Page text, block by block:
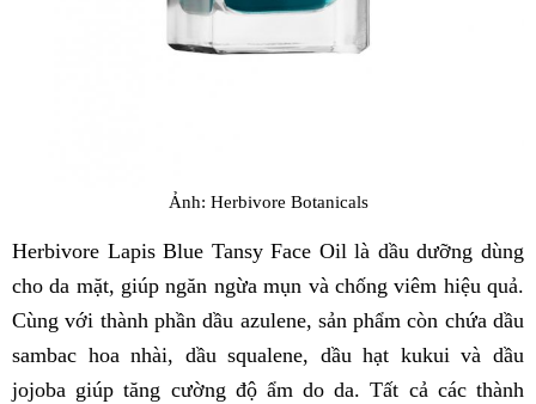
Ảnh: Herbivore Botanicals
Herbivore Lapis Blue Tansy Face Oil là dầu dưỡng dùng
cho da mặt, giúp ngăn ngừa mụn và chống viêm hiệu quả.
Cùng với thành phần dầu azulene, sản phẩm còn chứa dầu
sambac hoa nhài, dầu squalene, dầu hạt kukui và dầu
jojoba giúp tăng cường độ ẩm do da. Tất cả các thành